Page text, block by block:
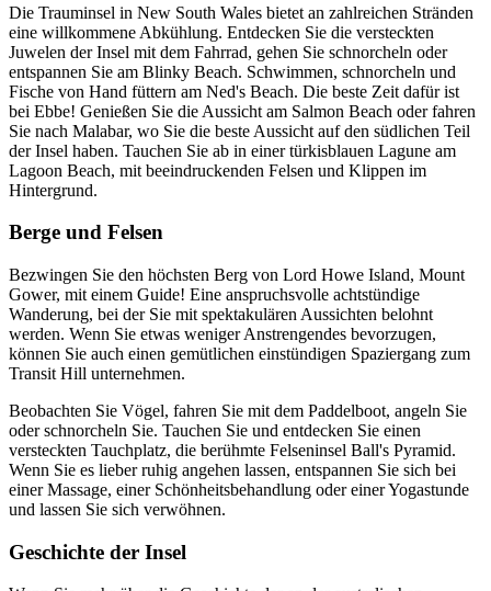
Die Trauminsel in New South Wales bietet an zahlreichen Stränden
eine willkommene Abkühlung. Entdecken Sie die versteckten
Juwelen der Insel mit dem Fahrrad, gehen Sie schnorcheln oder
entspannen Sie am Blinky Beach. Schwimmen, schnorcheln und
Fische von Hand füttern am Ned's Beach. Die beste Zeit dafür ist
bei Ebbe! Genießen Sie die Aussicht am Salmon Beach oder fahren
Sie nach Malabar, wo Sie die beste Aussicht auf den südlichen Teil
der Insel haben. Tauchen Sie ab in einer türkisblauen Lagune am
Lagoon Beach, mit beeindruckenden Felsen und Klippen im
Hintergrund.
Berge und Felsen
Bezwingen Sie den höchsten Berg von Lord Howe Island, Mount
Gower, mit einem Guide! Eine anspruchsvolle achtstündige
Wanderung, bei der Sie mit spektakulären Aussichten belohnt
werden. Wenn Sie etwas weniger Anstrengendes bevorzugen,
können Sie auch einen gemütlichen einstündigen Spaziergang zum
Transit Hill unternehmen.
Beobachten Sie Vögel, fahren Sie mit dem Paddelboot, angeln Sie
oder schnorcheln Sie. Tauchen Sie und entdecken Sie einen
versteckten Tauchplatz, die berühmte Felseninsel Ball's Pyramid.
Wenn Sie es lieber ruhig angehen lassen, entspannen Sie sich bei
einer Massage, einer Schönheitsbehandlung oder einer Yogastunde
und lassen Sie sich verwöhnen.
Geschichte der Insel